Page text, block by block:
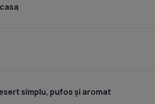
simplu, pufos și aromat